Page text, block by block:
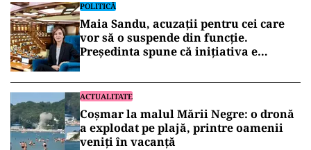
POLITICĂ
Maia Sandu, acuzații pentru cei care
vor să o suspende din funcție.
Președinta spune că inițiativa e
ACTUALITATE
Coșmar la malul Mării Negre: o dronă
a explodat pe plajă, printre oamenii
veniți în vacanță